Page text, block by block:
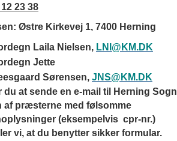
23 38
Østre Kirkevej 1, 7400 Herning
Laila Nielsen, LNI@KM.DK​
Jette
Sørensen, JNS@KM.DK
du at sende en e-mail til Herning Sogn
af præsterne med følsomme
(eksempelvis cpr-nr.)
vi, at du benytter sikker formular.